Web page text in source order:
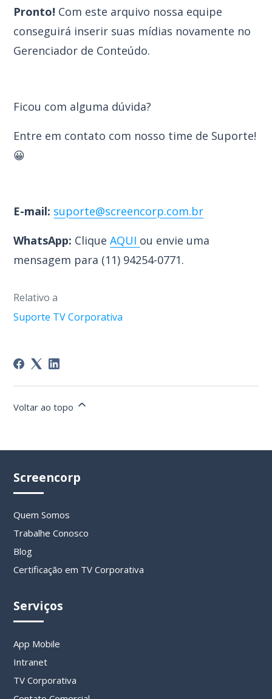
Pronto! Com este arquivo nossa equipe
conseguirá inserir suas mídias novamente no
Gerenciador de Conteúdo.
Ficou com alguma dúvida?
Entre em contato com nosso time de Suporte!
😀
E-mail: suporte@screencorp.com.br
WhatsApp: Clique AQUI ou envie uma
mensagem para (11) 94254-0771.
Relativo a
Suporte TV Corporativa
Voltar ao topo
Screencorp
Quem Somos
Trabalhe Conosco
Blog
Certificação em TV Corporativa
Serviços
App Mobile
Intranet
TV Corporativa